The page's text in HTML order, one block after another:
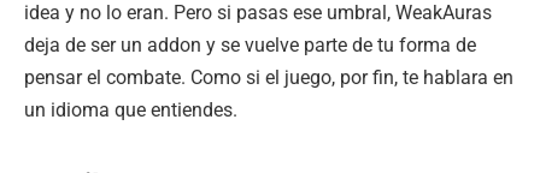
idea y no lo eran. Pero si pasas ese umbral, WeakAuras
deja de ser un addon y se vuelve parte de tu forma de
pensar el combate. Como si el juego, por fin, te hablara en
un idioma que entiendes.